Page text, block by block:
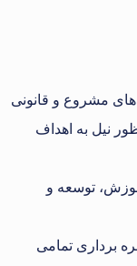
مشروع و قانونی
نیل به اهداف
توسعه و
برداری تمامی